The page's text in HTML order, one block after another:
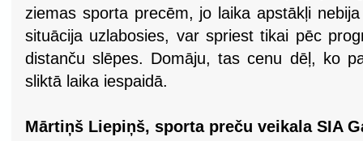
ziemas sporta precēm, jo laika apstākļi
situācija uzlabosies, var spriest tikai pēc
distanču slēpes. Domāju, tas cenu dēļ, ko
sliktā laika iespaidā.
Mārtiņš Liepiņš, sporta preču veikala SIA